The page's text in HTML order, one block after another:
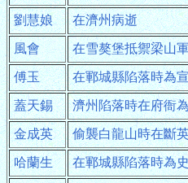
劉慧娘 在濟州病逝
風會 在雪獒堡抵禦梁山
傅玉 在鄆城縣陷落時為
蓋天錫 濟州陷落時在府衙
金成英 偷襲白龍山時在斷
哈蘭生 在鄆城縣陷落時為